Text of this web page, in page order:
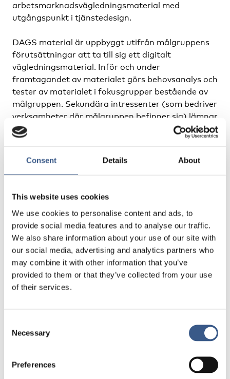
Consent Details About
This website uses cookies
We use cookies to personalise content and ads, to
provide social media features and to analyse our traffic.
We also share information about your use of our site with
our social media, advertising and analytics partners who
may combine it with other information that you’ve
provided to them or that they’ve collected from your use
of their services.
Selection
Necessary
Preferences
arbetsmarknadsvägledningsmaterial med
utgångspunkt i tjänstedesign.
DAGS material är uppbyggt utifrån målgruppens
förutsättningar att ta till sig ett digitalt
vägledningsmaterial. Inför och under
framtagandet av materialet görs behovsanalys och
tester av materialet i fokusgrupper bestående av
målgruppen. Sekundära intressenter (som bedriver
verksamheter där målgruppen befinner sig) lämnar
också inspel på materialet i processen. Materialet
testas också i fokusgrupperna då det färdigställs.
praktiskt.
aktörer inom offentlig förvaltning.
Samverkansgruppen är en viktig del i
behovsanalysen samt för den generella styrningen
av det operativa arbetet med materialet.
Kompetenser
Materialet är tänkt som komplement till redan
tilltänkta insatser såsom vägledningssyfte till
generell information om arbetsmarknaden på